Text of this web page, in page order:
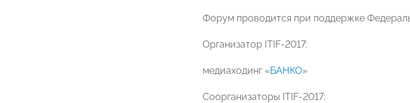
Форум проводится при поддержке
Организатор ITIF-2017:
медиаходинг «БАНКО»
Соорганизаторы ITIF-2017: